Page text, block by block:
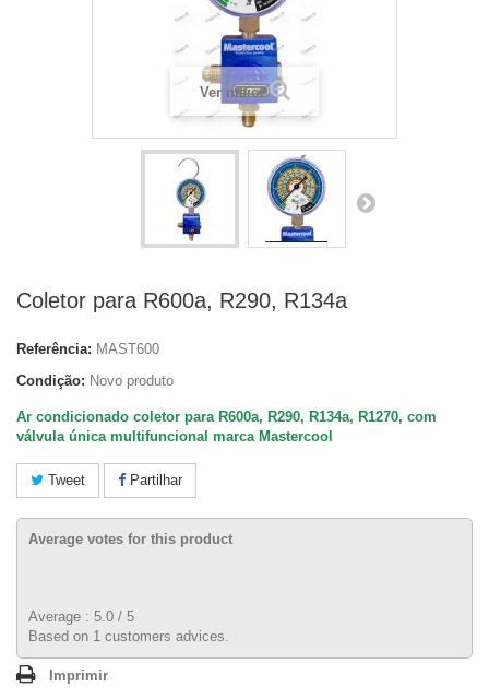
Ver maior
Coletor para R600a, R290, R134a
Referência: MAST600
Condição: Novo produto
Ar condicionado coletor para R600a, R290, R134a, R1270, com
válvula única multifuncional marca Mastercool
Tweet Partilhar
Average votes for this product
Average : 5.0 / 5
Based on 1 customers advices.
Imprimir